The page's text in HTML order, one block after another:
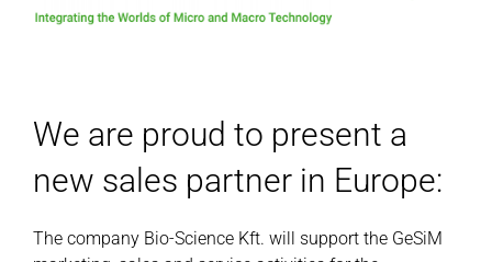
We are proud to present a
new sales partner in Europe:
The company Bio-Science Kft. will support the GeSiM